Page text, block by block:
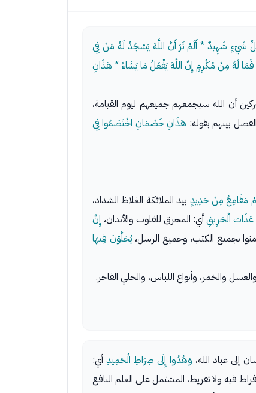
كُلِّ شَيْءٍ شَهِيدٌ * أَلَمْ تَرَ أَنَّ اللَّهَ يَسْجُدُ لَهُ مَنْ فِي
لَهُ مِنْ مُكْرِمٍ إِنَّ اللَّهَ يَفْعَلُ مَا يَشَاءُ * هَذَانِ
أن الله سيجمعهم جميعهم ليوم القيامة،
بينهم بقوله: هَذَانِ خَصْمَانِ اخْتَصَمُوا فِي
مَقَامِعُ مِنْ حَدِيدٍ بيد الملائكة الغلاظ الشداد،
عَذَابَ الْحَرِيقِأي: المحرق للقلوب والأبدان، إِنَّ
بجميع الكتب، وجميع الرسل،يُحَلَّوْنَ فِيهَا
والخمر، وأنواع اللباس، والحلي الفاخر.
إلى عباد الله، وَهُدُوا إِلَى صِرَاطِ الْحَمِيدِ أي:
فيه ولا تفريط، المشتمل على العلم النافع